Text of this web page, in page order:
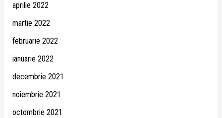
aprilie 2022
martie 2022
februarie 2022
ianuarie 2022
decembrie 2021
noiembrie 2021
octombrie 2021